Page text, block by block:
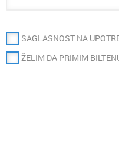
SAGLASNOST NA
ŽELIM DA PRIMIM